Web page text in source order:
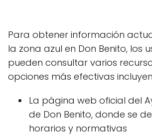
Para obtener información
la zona azul en Don Benito, los
pueden consultar varios
opciones más efectivas
La página web oficial del
de Don Benito, donde se
horarios y normativas